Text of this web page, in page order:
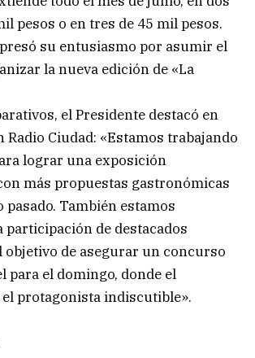
pesos o en tres de 45 mil pesos.
su entusiasmo por asumir el
la nueva edición de «La
el Presidente destacó en
Radio Ciudad: «Estamos trabajando
lograr una exposición
más propuestas gastronómicas
pasado. También estamos
participación de destacados
objetivo de asegurar un concurso
para el domingo, donde el
protagonista indiscutible».